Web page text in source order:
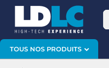
TOUS NOS PRODUITS